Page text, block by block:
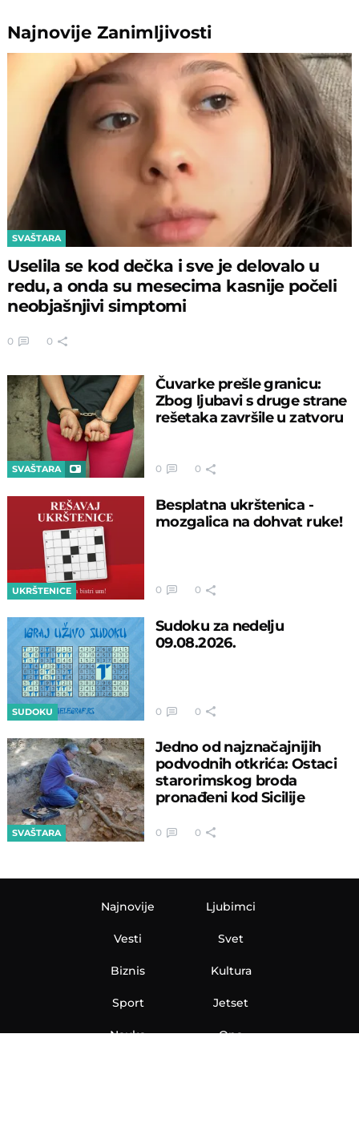
NajnovijeZanimljivosti
SVAŠTARA
Uselila se kod dečka i sve je delovalo u
redu, a onda su mesecima kasnije počeli
neobjašnjivi simptomi
0 0
SVAŠTARA
Čuvarke prešle granicu:
Zbog ljubavi s druge strane
rešetaka završile u zatvoru
0 0
UKRŠTENICE
Besplatna ukrštenica -
mozgalica na dohvat ruke!
0 0
SUDOKU
Sudoku za nedelju
09.08.2026.
0 0
SVAŠTARA
Jedno od najznačajnijih
podvodnih otkrića: Ostaci
starorimskog broda
pronađeni kod Sicilije
0 0
Najnovije
Vesti
Biznis
Sport
Nauka
Ljubimci
Svet
Kultura
Jetset
Ona